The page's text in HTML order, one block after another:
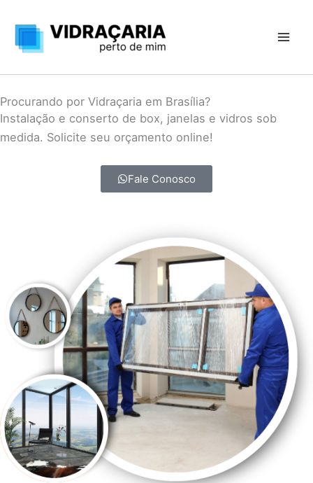
para
Procurando por Vidraçaria em Brasília?
Instalação e conserto de box, janelas e vidros sob
medida. Solicite seu orçamento online!
Fale Conosco